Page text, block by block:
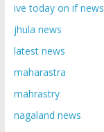
ive today on if news
jhula news
latest news
maharastra
mahrastry
nagaland news